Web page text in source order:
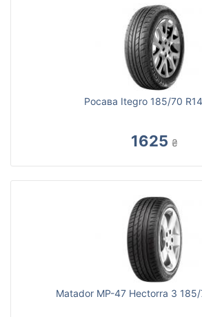
Росава Itegro 185/70
1625 ₴
Matador MP-47 Hectorra 3